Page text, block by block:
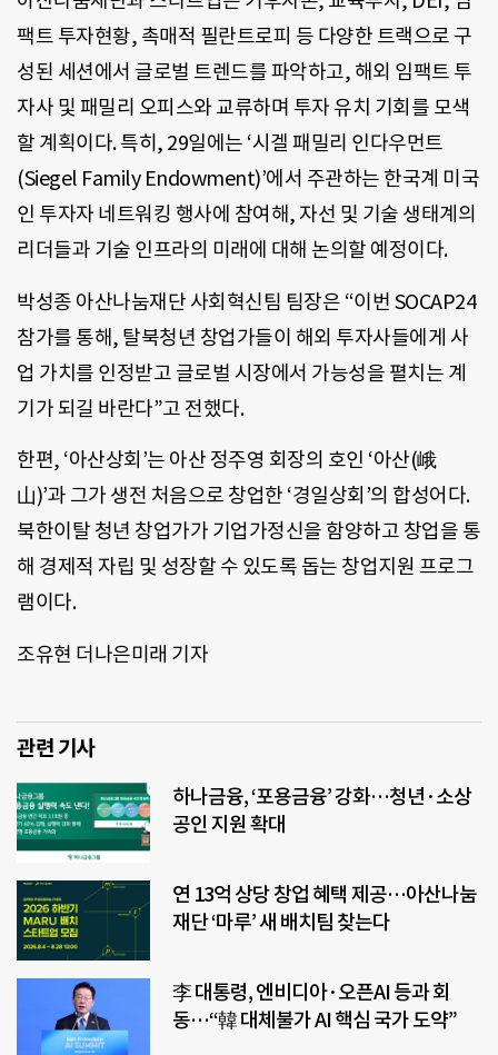
팩트 투자현황, 촉매적 필란트로피 등 다양한 트랙으로 구
성된 세션에서 글로벌 트렌드를 파악하고, 해외 임팩트 투
자사 및 패밀리 오피스와 교류하며 투자 유치 기회를 모색
할 계획이다. 특히, 29일에는 ‘시겔 패밀리 인다우먼트
(Siegel Family Endowment)’에서 주관하는 한국계 미국
인 투자자 네트워킹 행사에 참여해, 자선 및 기술 생태계의
리더들과 기술 인프라의 미래에 대해 논의할 예정이다.
박성종 아산나눔재단 사회혁신팀 팀장은 “이번 SOCAP24
참가를 통해, 탈북청년 창업가들이 해외 투자사들에게 사
업 가치를 인정받고 글로벌 시장에서 가능성을 펼치는 계
기가 되길 바란다”고 전했다.
한편, ‘아산상회’는 아산 정주영 회장의 호인 ‘아산(峨
山)’과 그가 생전 처음으로 창업한 ‘경일상회’의 합성어다.
북한이탈 청년 창업가가 기업가정신을 함양하고 창업을 통
해 경제적 자립 및 성장할 수 있도록 돕는 창업지원 프로그
램이다.
조유현 더나은미래 기자
관련 기사
하나금융, ‘포용금융’ 강화…청년·소상
공인 지원 확대
연 13억 상당 창업 혜택 제공…아산나눔
재단 ‘마루’ 새 배치팀 찾는다
李 대통령, 엔비디아·오픈AI 등과 회
동…“韓 대체불가 AI 핵심 국가 도약”